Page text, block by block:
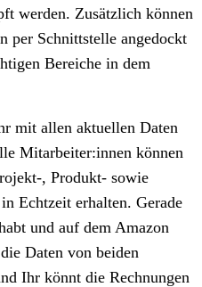
werden. Zusätzlich können
per Schnittstelle angedockt
Bereiche in dem
mit allen aktuellen Daten
Mitarbeiter:innen können
, Produkt- sowie
Echtzeit erhalten. Gerade
und auf dem Amazon
Daten von beiden
Ihr könnt die Rechnungen